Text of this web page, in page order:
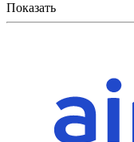
Показать